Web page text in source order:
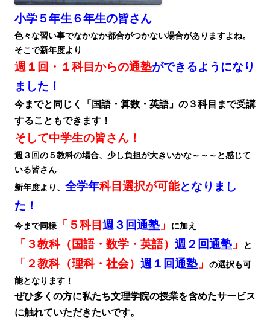
小学５年生６年生の皆さん
色々な習い事でなかなか都合がつかない場合がありますよね。
そこで新年度より
週１回・１科目からの通塾ができるようになり
ました！
今までと同じく「国語・算数・英語」の３科目まで受講
することもできます！
そして中学生の皆さん！
週３回の５教科の場合、少し負担が大きいかな～～～と感じて
いる皆さん
新年度より、 全学年科目選択が可能となりまし
た！
今まで同様 「５科目 週３回通塾 」 に加え
「３教科（国語・数学・英語） 週２回通塾 」 と
「２教科（理科・社会） 週１回通塾 」
の選択も可
能となります！
ぜひ多くの方に私たち文理学院の授業を含めたサービス
に触れていただきたいです。